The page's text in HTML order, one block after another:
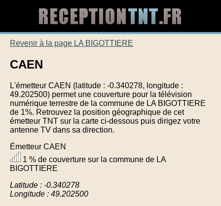
Revenir à la page LA BIGOTTIERE
CAEN
L'émetteur CAEN (latitude : -0.340278, longitude :
49.202500) permet une couverture pour la télévision
numérique terrestre de la commune de LA BIGOTTIERE
de 1%. Retrouvez la position géographique de cet
émetteur TNT sur la carte ci-dessous puis dirigez votre
antenne TV dans sa direction.
Émetteur CAEN
1 % de couverture sur la commune de LA
BIGOTTIERE
Latitude : -0.340278
Longitude : 49.202500